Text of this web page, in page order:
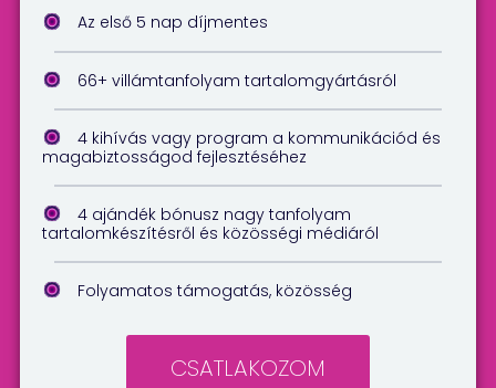
Az első 5 nap díjmentes
66+ villámtanfolyam tartalomgyártásról
4 kihívás vagy program a kommunikációd és
magabiztosságod fejlesztéséhez
4 ajándék bónusz nagy tanfolyam
tartalomkészítésről és közösségi médiáról
Folyamatos támogatás, közösség
CSATLAKOZOM